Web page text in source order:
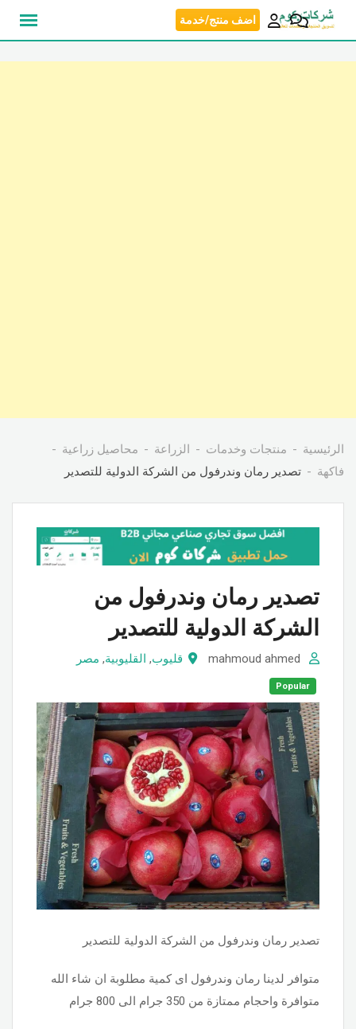
انتقل
اضف منتج/خدمة
الرئيسية منتجات وخدمات الزراعة
محاصيل زراعية
فاكهة
تصدير رمان وندرفول من الشركة الدولية للتصدير
تصدير رمان وندرفول من
الشركة الدولية للتصدير
قليوب, القليوبية, مصر
Popular
تصدير رمان وندرفول من الشركة الدولية للتصدير
متوافر لدينا رمان وندرفول اى كمية مطلوبة ان شاء الله
متوافرة واحجام ممتازة من 350 جرام الى 800 جرام